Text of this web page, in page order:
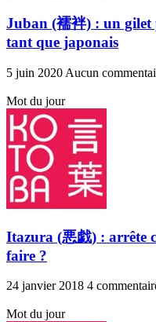
Juban (襦袢) : un
tant que japonais
5 juin 2020 Aucun
Mot du jour
Itazura (悪戯) : arrête
faire ?
24 janvier 2018 4
Mot du jour